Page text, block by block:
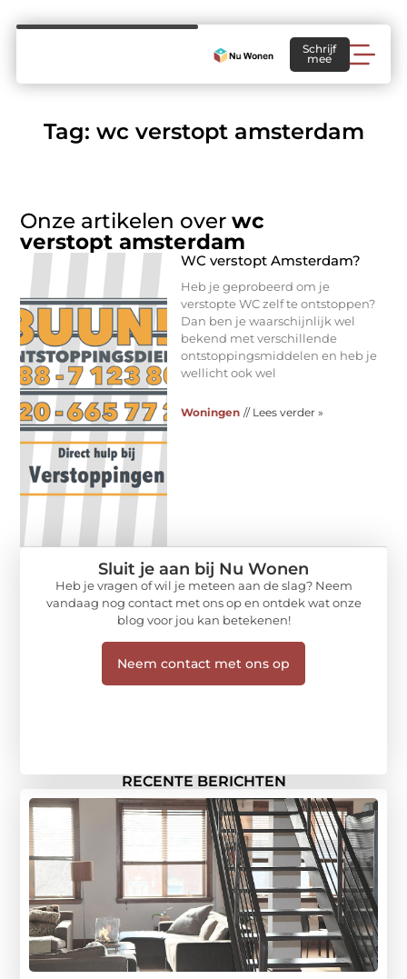
Schrijf
mee
Tag: wc verstopt amsterdam
Onze artikelen overwc
verstopt amsterdam
WC verstopt Amsterdam?
Heb je geprobeerd om je
verstopte WC zelf te ontstoppen?
Dan ben je waarschijnlijk wel
bekend met verschillende
ontstoppingsmiddelen en heb je
wellicht ook wel
Woningen // Lees verder »
RECENTE BERICHTEN
Sluit je aan bij Nu Wonen
Heb je vragen of wil je meteen aan de slag? Neem
vandaag nog contact met ons op en ontdek wat onze
blog voor jou kan betekenen!
Neem contact met ons op